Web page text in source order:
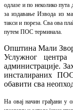
одлазе и по неколико
за издавање Извода из
такси и пореза. Сва ова
путем ПОС терминала.
Општина Мали
Услужног
администрације.
инсталираних
обавити сва
На овај начин грађани у